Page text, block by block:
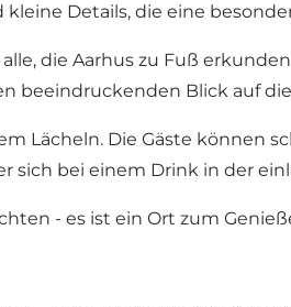
Details, die eine
die Aarhus zu Fuß
beeindruckenden Blick auf
Lächeln. Die Gäste können
bei einem Drink in der
- es ist ein Ort zum